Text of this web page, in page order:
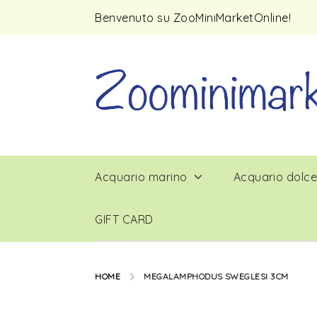
Benvenuto su ZooMiniMarketOnline!
Acquario marino Acquario dolce
GIFT CARD
HOME MEGALAMPHODUS SWEGLESI 3CM